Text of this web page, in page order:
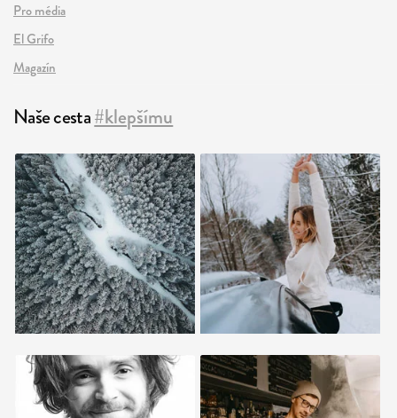
Pro média
El Grifo
Magazín
Naše cesta#klepšímu